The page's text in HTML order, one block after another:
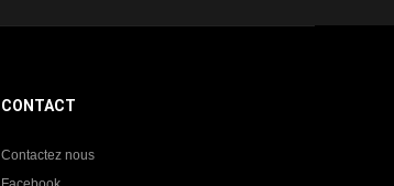
CONTACT
Contactez nous